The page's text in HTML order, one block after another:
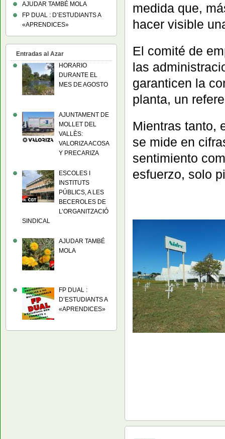
medida que,
hacer visible
El comité de
las
garanticen la
planta, un
Mientras tanto,
se mide en
sentimiento
esfuerzo, solo
AJUDAR TAMBÉ MOLA
FP DUAL : D’ESTUDIANTS A
«APRENDICES»
Entradas al Azar
HORARIO
DURANTE EL
MES DE AGOSTO
AJUNTAMENT DE
MOLLET DEL
VALLÈS:
VALORIZA ACOSA
Y PRECARIZA
ESCOLES I
INSTITUTS
PÚBLICS, A LES
BECEROLES DE
L’ORGANITZACIÓ
SINDICAL
AJUDAR TAMBÉ
MOLA
FP DUAL :
D’ESTUDIANTS A
«APRENDICES»